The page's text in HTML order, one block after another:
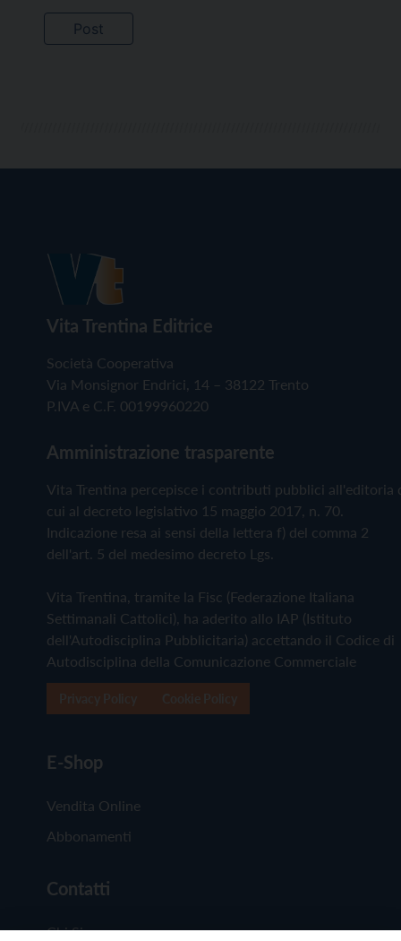
Vita Trentina Editrice
Società Cooperativa
Via Monsignor Endrici, 14 – 38122 Trento
P.IVA e C.F. 00199960220
Amministrazione trasparente
Vita Trentina percepisce i contributi pubblici all'editoria
cui al decreto legislativo 15 maggio 2017, n. 70.
Indicazione resa ai sensi della lettera f) del comma 2
dell'art. 5 del medesimo decreto Lgs.
Vita Trentina, tramite la Fisc (Federazione Italiana
Settimanali Cattolici), ha aderito allo IAP (Istituto
dell'Autodisciplina Pubblicitaria) accettando il Codice di
Autodisciplina della Comunicazione Commerciale
E-Shop
Vendita Online
Abbonamenti
Contatti
Chi Siamo